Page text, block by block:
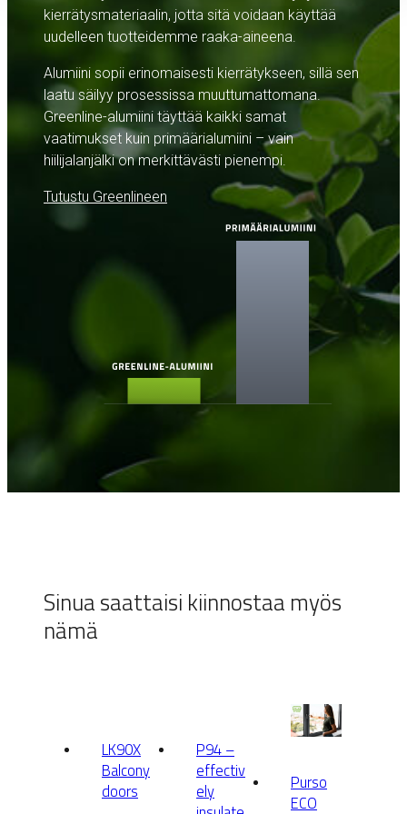
kierrätysmateriaalin, jotta sitä voidaan käyttää
uudelleen tuotteidemme raaka-aineena.
Alumiini sopii erinomaisesti kierrätykseen, sillä sen
laatu säilyy prosessissa muuttumattomana.
Greenline-alumiini täyttää kaikki samat
vaatimukset kuin primäärialumiini – vain
hiilijalanjälki on merkittävästi pienempi.
Tutustu Greenlineen
Sinua saattaisi kiinnostaa myös
nämä
LK90X
Balcony
doors
P94 –
effectiv
ely
Purso
ECO